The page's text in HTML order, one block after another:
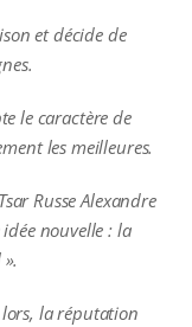
et décide de
le caractère de
les meilleures.
Russe Alexandre
nouvelle : la
la réputation